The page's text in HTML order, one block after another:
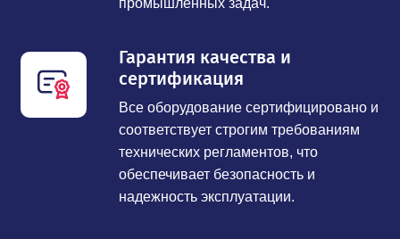
промышленных задач.
Гарантия качества и
сертификация
Все оборудование сертифицировано и
соответствует строгим требованиям
технических регламентов, что
обеспечивает безопасность и
надежность эксплуатации.